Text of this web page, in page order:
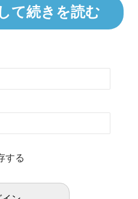
て続きを読む
する